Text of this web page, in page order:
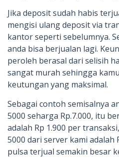
Jika deposit sudah habis
mengisi ulang deposit via
kantor seperti sebelumnya.
anda bisa berjualan lagi.
peroleh berasal dari selisih
sangat murah sehingga
keutungan yang maksimal.
Sebagai contoh semisalnya
5000 seharga Rp.7.000, itu
adalah Rp 1.900 per
5000 dari server kami adalah
pulsa terjual semakin besar